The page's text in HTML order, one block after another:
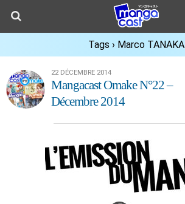
Tags › Marco TANAKA
22 DÉCEMBRE 2014
Mangacast Omake N°22 –
Décembre 2014